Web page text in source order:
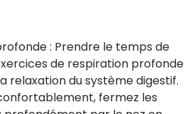
: Prendre le temps de
de respiration profonde
relaxation du système digestif.
fermez les